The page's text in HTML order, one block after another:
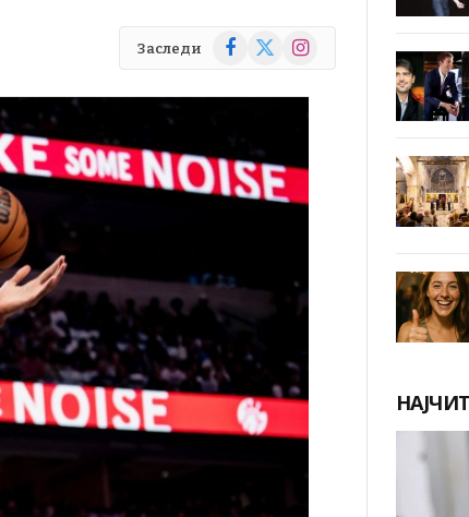
Заследи Facebook
X
Instagram